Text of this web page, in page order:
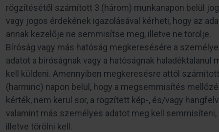
rögzítésétől számított 3 (három) munkanapon belül
vagy jogos érdekének igazolásával kérheti, hogy az
annak kezelője ne semmisítse meg, illetve ne törölje.
Bíróság vagy más hatóság megkeresésére a
adatot a bíróságnak vagy a hatóságnak haladéktalanul
kell küldeni. Amennyiben megkeresésre attól
(harminc) napon belül, hogy a megsemmisítés
kérték, nem kerül sor, a rögzített kép-, és/vagy
valamint más személyes adatot meg kell semmisíteni,
illetve törölni kell.